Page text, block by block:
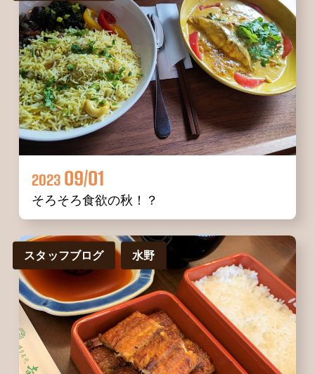
2023 09/01
そろそろ食欲の秋！？
スタッフブログ 水野